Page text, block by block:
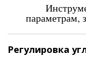
параметрам,
Регулировка